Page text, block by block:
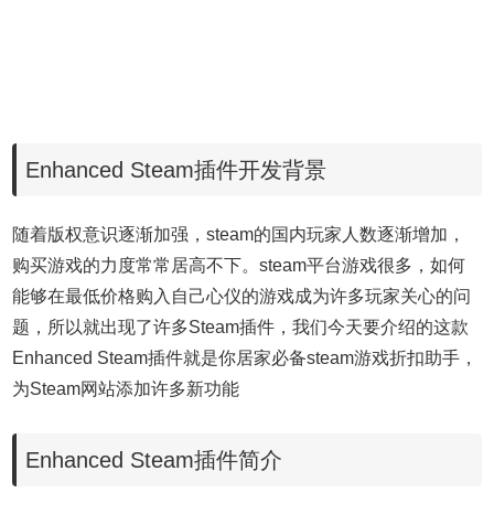
Enhanced Steam插件开发背景
随着版权意识逐渐加强，steam的国内玩家人数逐渐增加，
购买游戏的力度常常居高不下。steam平台游戏很多，如何
能够在最低价格购入自己心仪的游戏成为许多玩家关心的问
题，所以就出现了许多Steam插件，我们今天要介绍的这款
Enhanced Steam插件就是你居家必备steam游戏折扣助手，
为Steam网站添加许多新功能
Enhanced Steam插件简介